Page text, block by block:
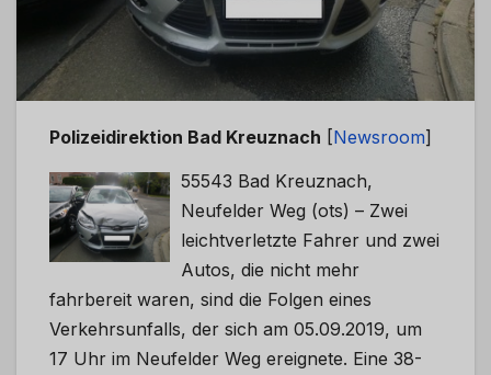
Polizeidirektion Bad Kreuznach [Newsroom]
55543 Bad Kreuznach,
Neufelder Weg (ots) – Zwei
leichtverletzte Fahrer und zwei
Autos, die nicht mehr
fahrbereit waren, sind die Folgen eines
Verkehrsunfalls, der sich am 05.09.2019, um
17 Uhr im Neufelder Weg ereignete. Eine 38-